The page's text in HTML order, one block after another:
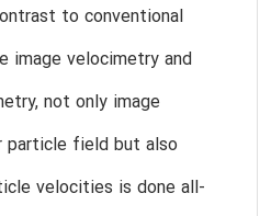
to conventional
image velocimetry and
not only image
field but also
velocities is done all-